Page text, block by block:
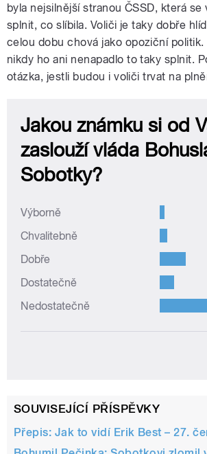
byla nejsilnější stranou ČSSD, která se
splnit, co slíbila. Voliči je taky dobře
celou dobu chová jako opoziční politik.
nikdy ho ani nenapadlo to taky splnit.
otázka, jestli budou i voliči trvat na
SOUVISEJÍCÍ PŘÍSPĚVKY
Přepis: Jak to vidí Erik Best – 27.